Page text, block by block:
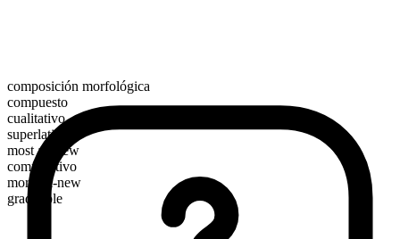
composición morfológica
compuesto
cualitativo
superlativo
most all-new
comparativo
more all-new
graduable